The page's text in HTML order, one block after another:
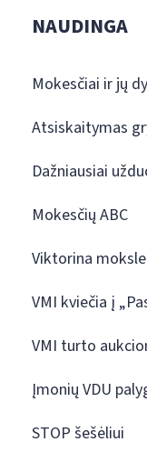
NAUDINGA
Mokesčiai ir jų
Atsiskaitymas
Dažniausiai
Mokesčių ABC
Viktorina
VMI kviečia į
VMI turto
Įmonių VDU
STOP šešėliui